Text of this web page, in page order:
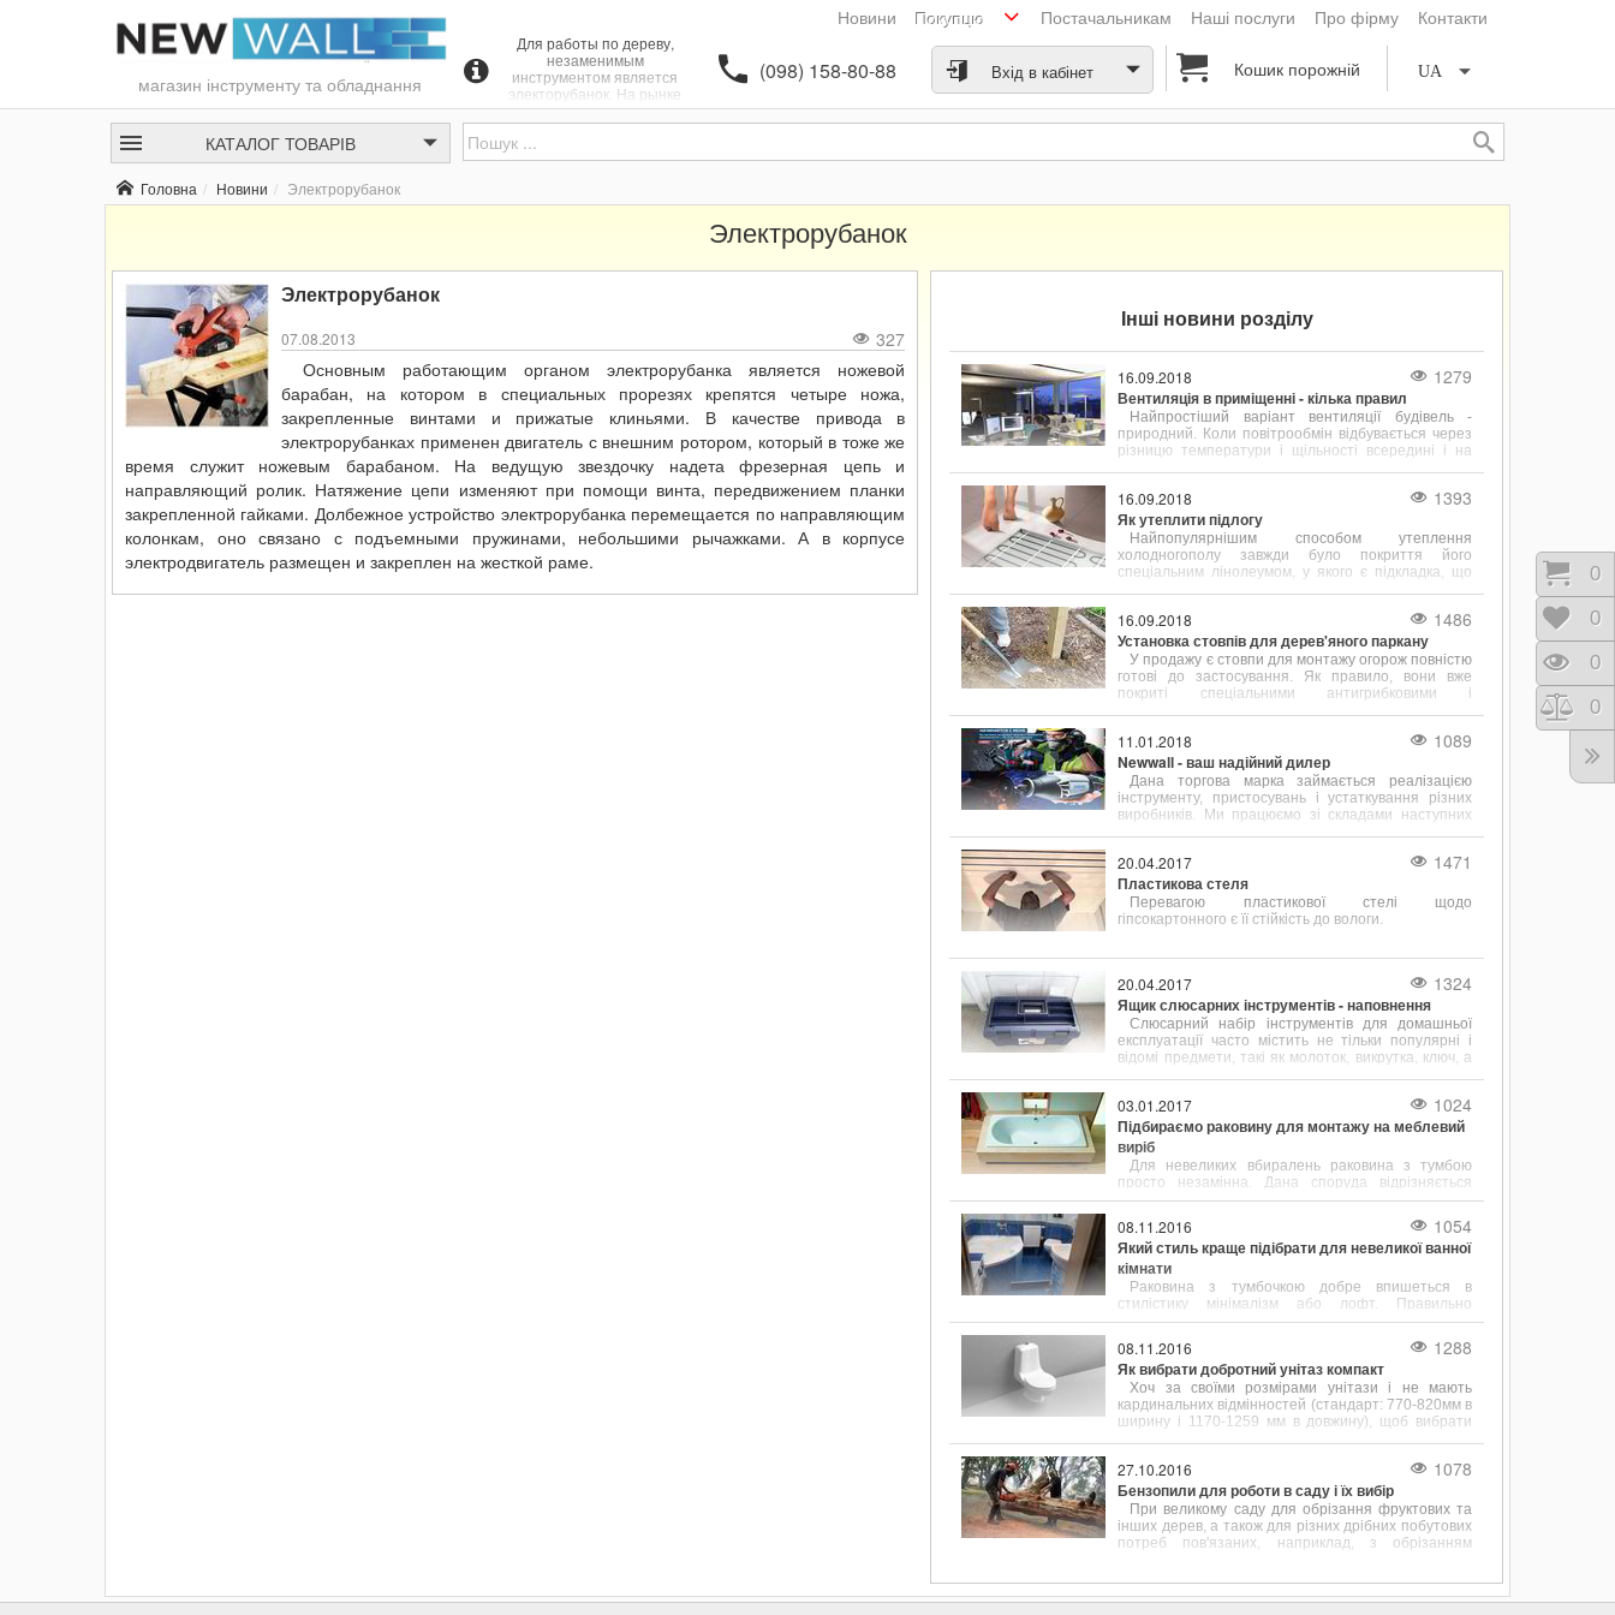
Новини Покупцю Постачальникам Наші послуги Про фірму Контакти
магазин інструменту та обладнання
Для работы по дереву,
незаменимым
инструментом является
электорубанок. На рынке
электроинструмента есть
различные модели
электрорубанков, как
зарубежные, так и
из необработанного
например доску или брус, а
(098) 158-80-88 UA
Кошик порожній
Вхід в кабінет
КАТАЛОГ ТОВАРІВ
Головна Новини Электрорубанок
Электрорубанок
Электрорубанок
07.08.2013
327
Основным работающим органом электрорубанка является ножевой
барабан, на котором в специальных прорезях крепятся четыре ножа,
закрепленные винтами и прижатые клиньями. В качестве привода в
электрорубанках применен двигатель с внешним ротором, который в тоже же
время служит ножевым барабаном. На ведущую звездочку надета фрезерная цепь и
направляющий ролик. Натяжение цепи изменяют при помощи винта, передвижением планки
закрепленной гайками. Долбежное устройство электрорубанка перемещается по направляющим
колонкам, оно связано с подъемными пружинами, небольшими рычажками. А в корпусе
электродвигатель размещен и закреплен на жесткой раме.
Інші новини розділу
16.09.2018 1279
Вентиляція в приміщенні - кілька правил
Найпростіший варіант вентиляції будівель -
природний. Коли повітрообмін відбувається через
різницю температури і щільності всередині і на
16.09.2018 1393
Як утеплити підлогу
Найпопулярнішим способом утеплення
холодногополу завжди було покриття його
спеціальним лінолеумом, у якого є підкладка, що
16.09.2018 1486
Установка стовпів для дерев'яного паркану
У продажу є стовпи для монтажу огорож повністю
готові до застосування. Як правило, вони вже
покриті спеціальними антигрибковими і
11.01.2018 1089
Newwall - ваш надійний дилер
Дана торгова марка займається реалізацією
інструменту, пристосувань і устаткування різних
виробників. Ми працюємо зі складами наступних
20.04.2017 1471
Пластикова стеля
Перевагою пластикової стелі щодо
гіпсокартонного є її стійкість до вологи.
20.04.2017 1324
Ящик слюсарних інструментів - наповнення
Слюсарний набір інструментів для домашньої
експлуатації часто містить не тільки популярні і
відомі предмети, такі як молоток, викрутка, ключ, а
03.01.2017 1024
Підбираємо раковину для монтажу на меблевий
виріб
Для невеликих вбиралень раковина з тумбою
просто незамінна. Дана споруда відрізняється
підвищеною функціональністю і привабливим
08.11.2016 1054
Який стиль краще підібрати для невеликої ванної
кімнати
Раковина з тумбочкою добре впишеться в
стилістику мінімалізм або лофт. Правильно
підібрані розміри сантехніки допоможуть
08.11.2016 1288
Як вибрати добротний унітаз компакт
Хоч за своїми розмірами унітази і не мають
кардинальних відмінностей (стандарт: 770-820мм в
ширину і 1170-1259 мм в довжину), щоб вибрати
27.10.2016 1078
Бензопили для роботи в саду і їх вибір
При великому саду для обрізання фруктових та
інших дерев, а також для різних дрібних побутових
потреб пов'язаних, наприклад, з обрізанням
бензопила.
0
0
0
0